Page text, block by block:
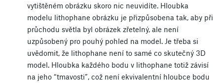
vytištěném obrázku skoro nic neuvidíte. Hloubka
modelu lithophane obrázku je přizpůsobena tak, aby při
průchodu světla byl obrázek zřetelný, ale není
uzpůsobený pro pouhý pohled na model. Je třeba si
uvědomit, že lithophane není to samé co skutečný 3D
model. Hloubka každého bodu v lithophane totiž závisí
na jeho “tmavosti”, což není ekvivalentní hloubce bodu